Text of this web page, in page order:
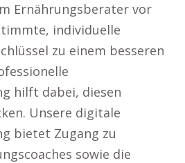
Ernährungsberater vor
individuelle
zu einem besseren
hilft dabei, diesen
Unsere digitale
bietet Zugang zu
sowie die